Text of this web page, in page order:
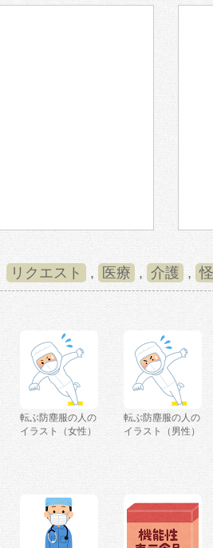
リクエスト , 医療 , 介護 ,
転ぶ防塵服の人の
イラスト（女性）
転ぶ防塵服の人の
イラスト（男性）